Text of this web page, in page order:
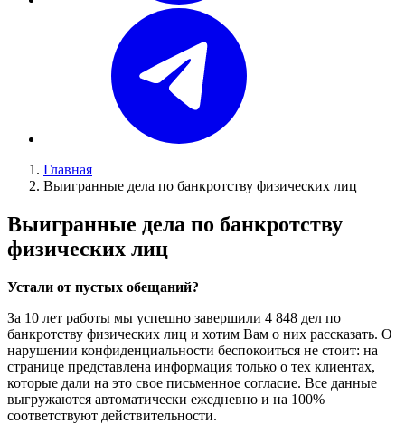
Главная
Выигранные дела по банкротству физических лиц
Выигранные дела по банкротству
физических лиц
Устали от пустых обещаний?
За 10 лет работы мы успешно завершили 4 848 дел по
банкротству физических лиц и хотим Вам о них рассказать. О
нарушении конфиденциальности беспокоиться не стоит: на
странице представлена информация только о тех клиентах,
которые дали на это свое письменное согласие. Все данные
выгружаются автоматически ежедневно и на 100%
соответствуют действительности.